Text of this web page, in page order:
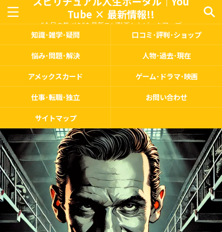
Tube × 最新情報!!
“今日の気づき”を最新スピ動画からピックアップ
知識･雑学･疑問
口コミ･評判･ショップ
悩み･問題･解決
人物･過去･現在
アメックスカード
ゲーム･ドラマ･映画
仕事･転職･独立
お問い合わせ
サイトマップ